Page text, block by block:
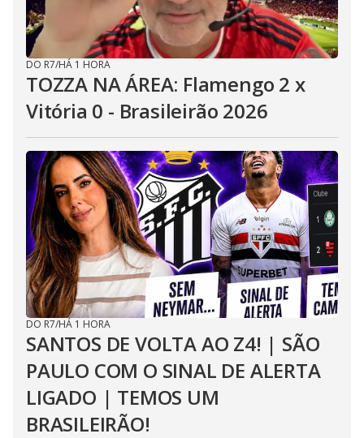
DO R7/HÁ 1 HORA
TOZZA NA ÁREA: Flamengo 2 x
Vitória 0 - Brasileirão 2026
DO R7/HÁ 1 HORA
SANTOS DE VOLTA AO Z4! | SÃO
PAULO COM O SINAL DE ALERTA
LIGADO | TEMOS UM
BRASILEIRÃO!